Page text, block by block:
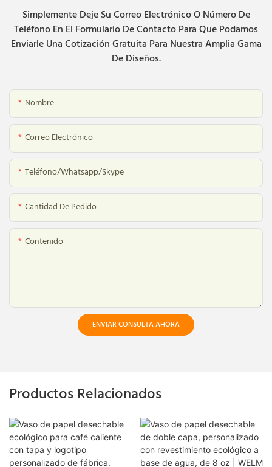
Simplemente Deje Su Correo Electrónico O Número De
Teléfono En El Formulario De Contacto Para Que Podamos
Enviarle Una Cotización Gratuita Para Nuestra Amplia Gama
De Diseños.
Nombre
Correo Electrónico
Teléfono/whatsapp/skype
Cantidad De Pedido
Contenido
ENVIAR CONSULTA AHORA
Productos Relacionados